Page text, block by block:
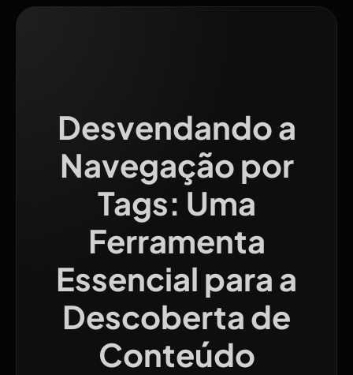
Desvendando a
Navegação por
Tags: Uma
Ferramenta
Essencial para a
Descoberta de
Conteúdo